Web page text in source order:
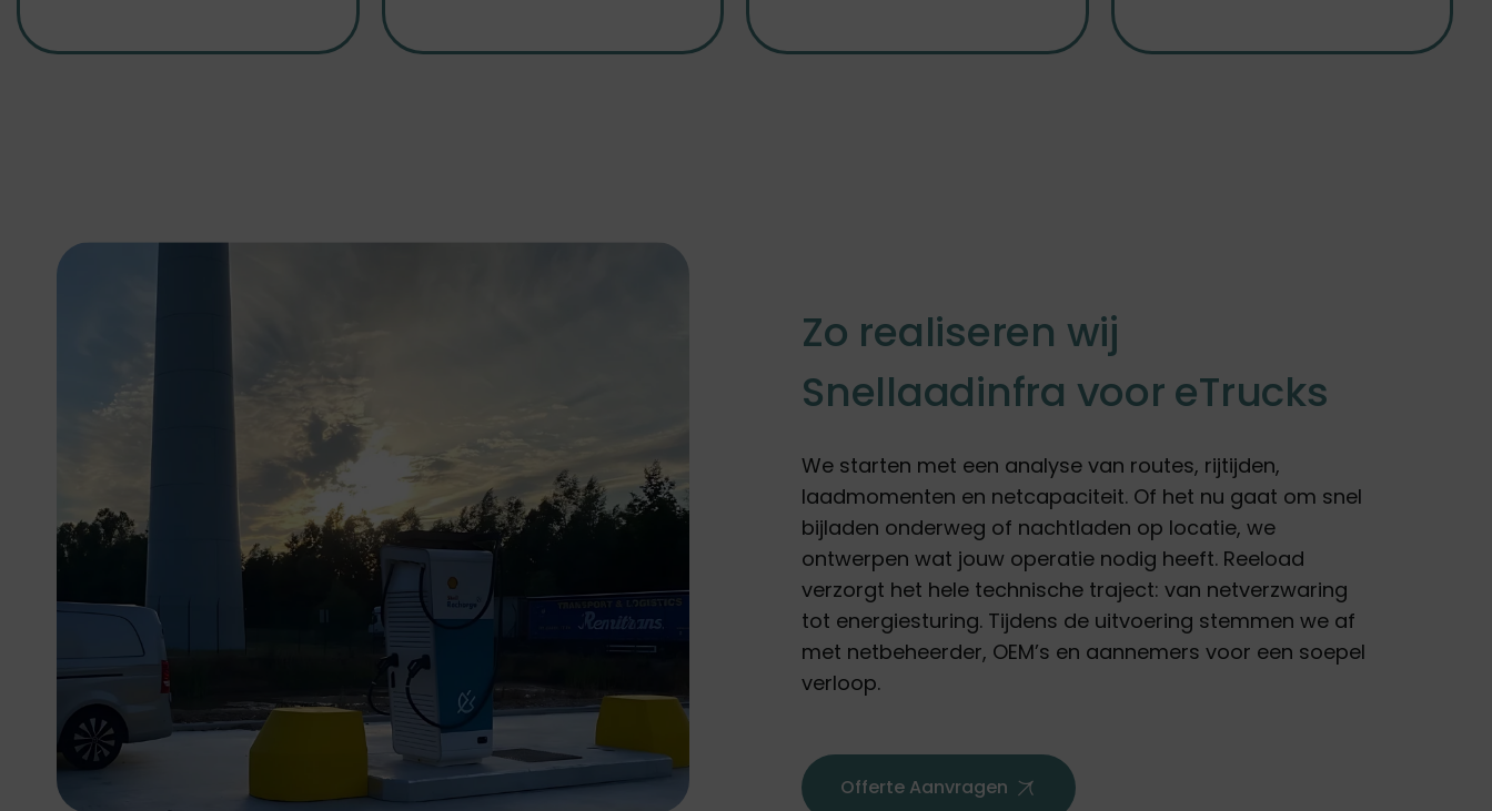
Zo realiseren wij
Snellaadinfra voor eTrucks
We starten met een analyse van routes, rijtijden,
laadmomenten en netcapaciteit. Of het nu gaat om snel
bijladen onderweg of nachtladen op locatie, we
ontwerpen wat jouw operatie nodig heeft. Reeload
verzorgt het hele technische traject: van netverzwaring
tot energiesturing. Tijdens de uitvoering stemmen we af
met netbeheerder, OEM’s en aannemers voor een soepel
verloop.
Offerte Aanvragen